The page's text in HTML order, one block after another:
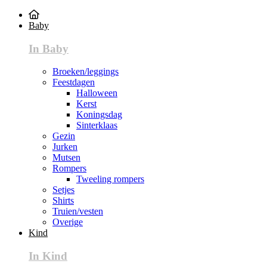
Baby
In Baby
Broeken/leggings
Feestdagen
Halloween
Kerst
Koningsdag
Sinterklaas
Gezin
Jurken
Mutsen
Rompers
Tweeling rompers
Setjes
Shirts
Truien/vesten
Overige
Kind
In Kind